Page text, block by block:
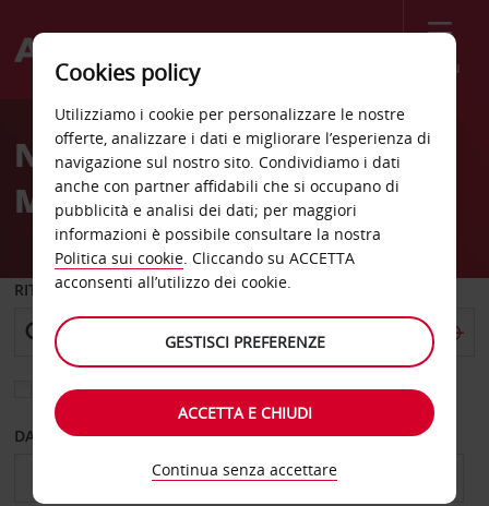
Menù
Welcome
AvisNoleggio auto ad Atene
Metamorfosi
RITIRO DA
Scegli una località di riconsegna diversa
DAL GIORNO AL GIORNO
Cookies policy
Utilizziamo i cookie per personalizzare le nostre
offerte, analizzare i dati e migliorare l’esperienza di
navigazione sul nostro sito. Condividiamo i dati
anche con partner affidabili che si occupano di
pubblicità e analisi dei dati; per maggiori
informazioni è possibile consultare la nostra
Politica sui cookie. Cliccando su ACCETTA
acconsenti all’utilizzo dei cookie.
GESTISCI PREFERENZE
ACCETTA E CHIUDI
Continua senza accettare